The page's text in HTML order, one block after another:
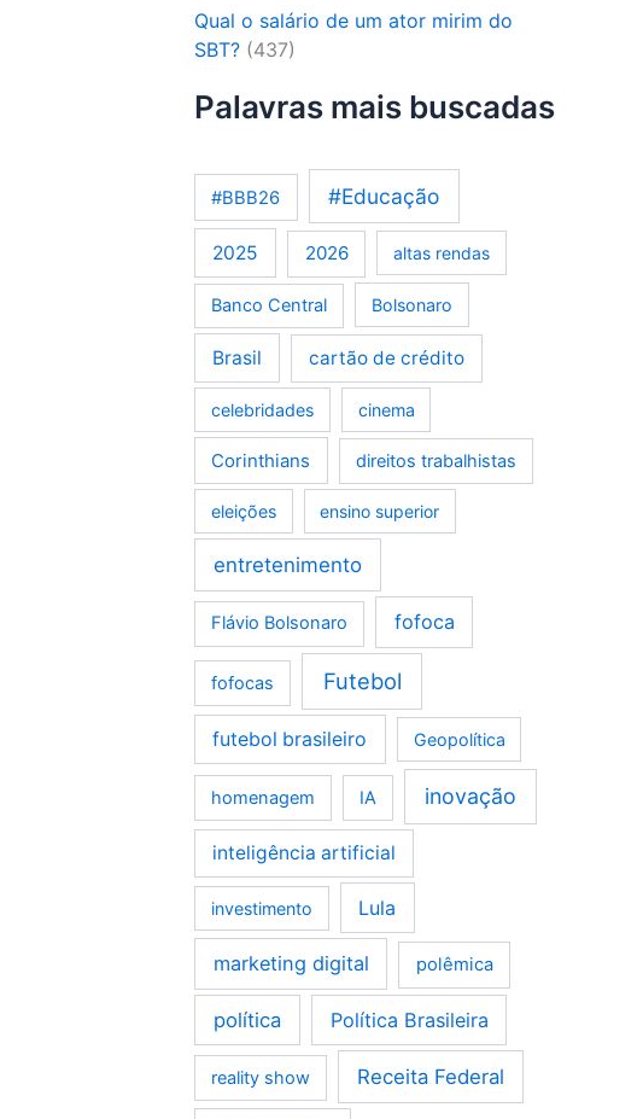
Qual o salário de um ator mirim do
SBT? (437)
Palavras mais buscadas
#BBB26 #Educação
2025 2026 altas rendas
Banco Central Bolsonaro
Brasil cartão de crédito
celebridades cinema
Corinthians direitos trabalhistas
eleições ensino superior
entretenimento
Flávio Bolsonaro fofoca
fofocas Futebol
futebol brasileiro Geopolítica
homenagem IA inovação
inteligência artificial
investimento Lula
marketing digital polêmica
política Política Brasileira
reality show Receita Federal